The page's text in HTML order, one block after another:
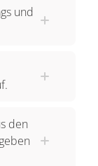
und
den